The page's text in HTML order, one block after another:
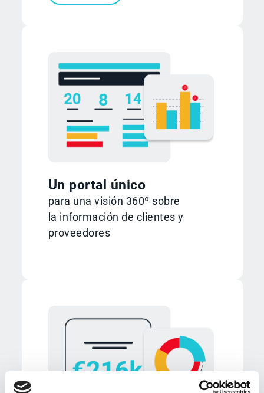
Un portal único
para una visión 360º sobre
la información de clientes y
proveedores